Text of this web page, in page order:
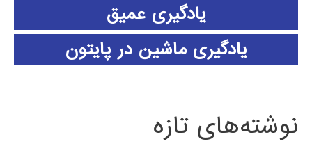
یادگیری عمیق
یادگیری ماشین در پایتون
نوشته‌های تازه